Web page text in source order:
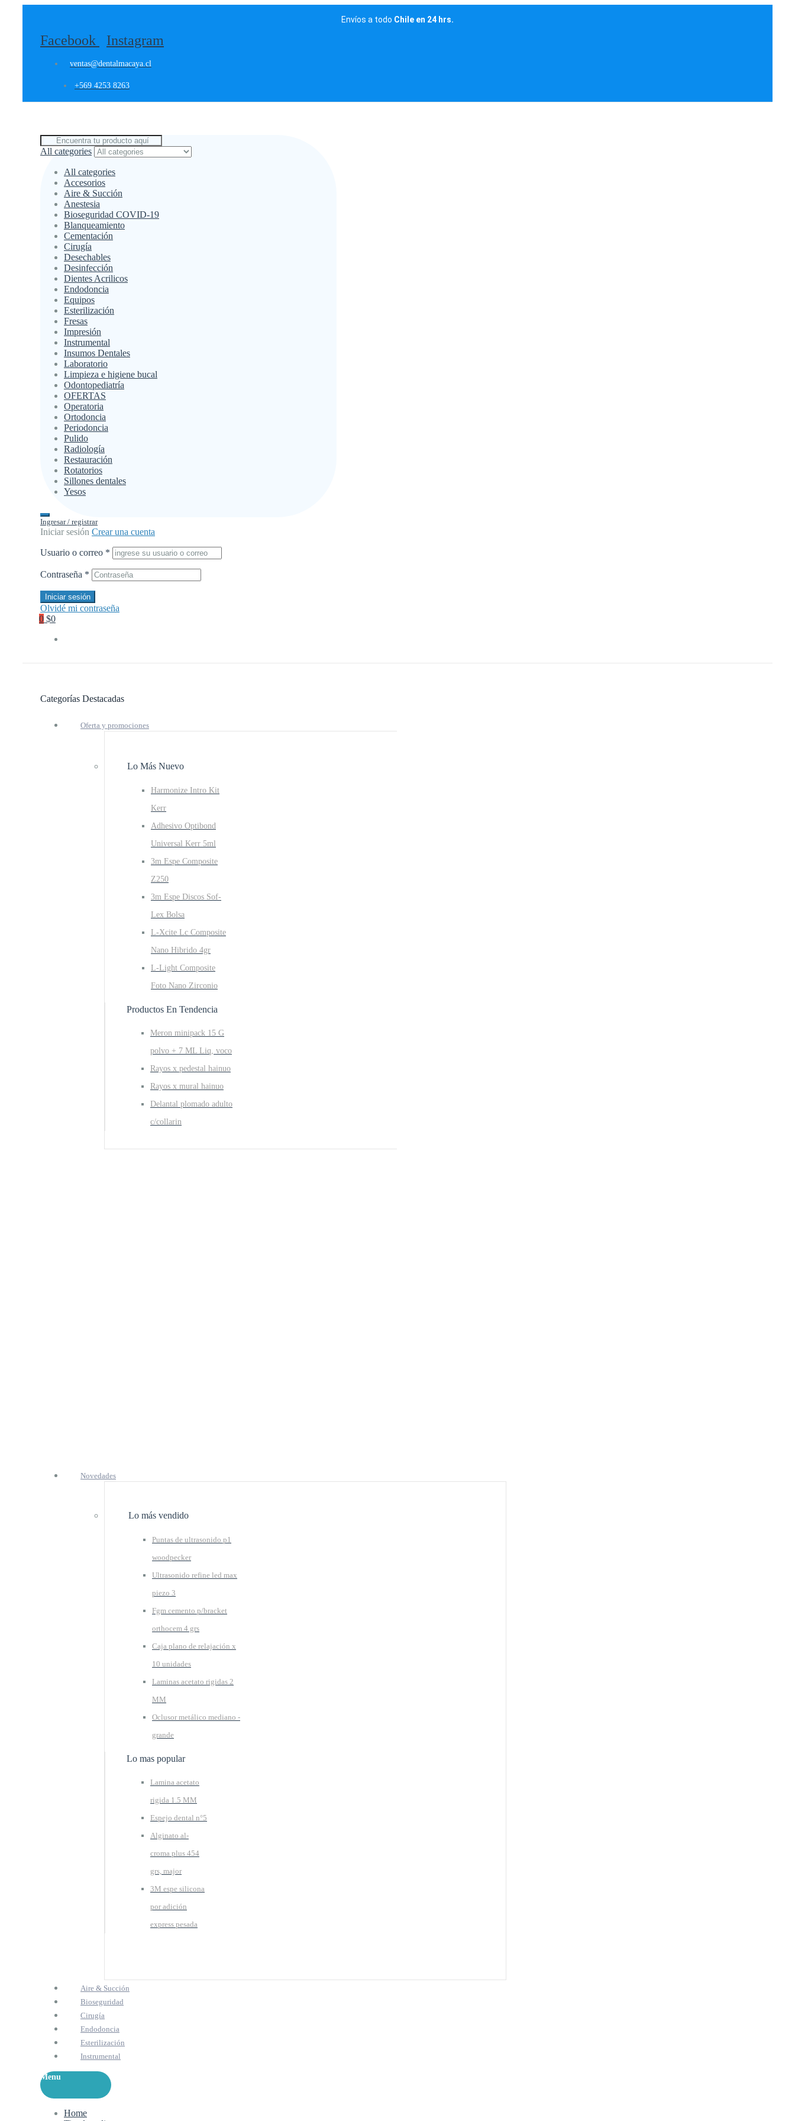
Envíos a todo Chile en 24 hrs.
Facebook Instagram
ventas@dentalmacaya.cl
+569 4253 8263
All categories
All categories
Accesorios
Aire & Succión
Anestesia
Bioseguridad COVID-19
Blanqueamiento
Cementación
Cirugía
Desechables
Desinfección
Dientes Acrilicos
Endodoncia
Equipos
Esterilización
Fresas
Impresión
Instrumental
Insumos Dentales
Laboratorio
Limpieza e higiene bucal
Odontopediatría
OFERTAS
Operatoria
Ortodoncia
Periodoncia
Pulido
Radiología
Restauración
Rotatorios
Sillones dentales
Yesos
Ingresar / registrar
Iniciar sesión Crear una cuenta
Usuario o correo *
Contraseña *
Iniciar sesión
Olvidé mi contraseña
0 $0
Categorías Destacadas
Oferta y promociones
Lo Más Nuevo
Harmonize Intro Kit
Kerr
Adhesivo Optibond
Universal Kerr 5ml
3m Espe Composite
Z250
3m Espe Discos Sof-
Lex Bolsa
L-Xcite Lc Composite
Nano Hibrido 4gr
L-Light Composite
Foto Nano Zirconio
Productos En Tendencia
Meron minipack 15 G
polvo + 7 ML Liq, voco
Rayos x pedestal hainuo
Rayos x mural hainuo
Delantal plomado adulto
c/collarin
Novedades
Lo más vendido
Puntas de ultrasonido p1
woodpecker
Ultrasonido refine led max
piezo 3
Fgm cemento p/bracket
orthocem 4 grs
Caja plano de relajación x
10 unidades
Laminas acetato rigidas 2
MM
Oclusor metálico mediano -
grande
Lo mas popular
Lamina acetato
rigida 1.5 MM
Espejo dental n°5
Alginato al-
croma plus 454
grs, major
3M espe silicona
por adición
express pesada
Aire & Succión
Bioseguridad
Cirugía
Endodoncia
Esterilización
Instrumental
Menu
Home